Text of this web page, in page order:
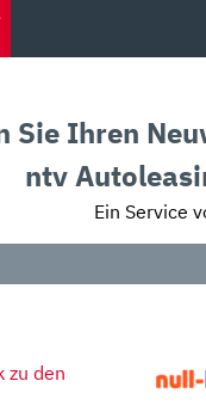
Sie Ihren
ntv
Ein Service
zu den